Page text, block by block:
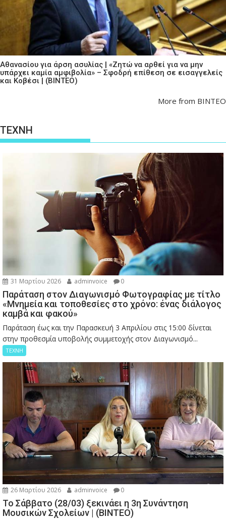
Αθανασίου για άρση ασυλίας | «Ζητώ να αρθεί για να μην
υπάρχει καμία αμφιβολία» – Σφοδρή επίθεση σε εισαγγελείς
και Κοβέσι | (ΒΙΝΤΕΟ)
More from ΒΙΝΤΕΟ
ΤΕΧΝΗ
31 Μαρτίου 2026 adminvoice 0
Παράταση στον Διαγωνισμό Φωτογραφίας με τίτλο
«Μνημεία και τοποθεσίες στο χρόνο: ένας διάλογος
καμβά και φακού»
Παράταση έως και την Παρασκευή 3 Απριλίου στις 15:00 δίνεται
στην προθεσμία υποβολής συμμετοχής στον Διαγωνισμό...
ΤΕΧΝΗ
26 Μαρτίου 2026 adminvoice 0
Το Σάββατο (28/03) ξεκινάει η 3η Συνάντηση
Μουσικών Σχολείων | (ΒΙΝΤΕΟ)